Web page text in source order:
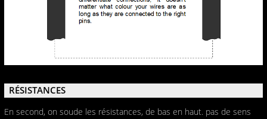
RÉSISTANCES
En second, on soude les résistances, de bas en haut. pas de sens